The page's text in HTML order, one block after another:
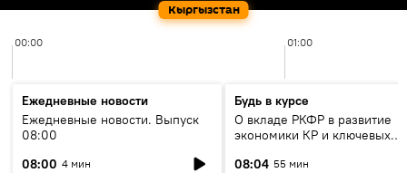
Кыргызстан
00:00 01:00
Ежедневные новости
Ежедневные новости. Выпуск
08:00
08:00 4 мин
Будь в курсе
О вкладе РКФР в развитие
экономики КР и ключевых
08:04 55 мин